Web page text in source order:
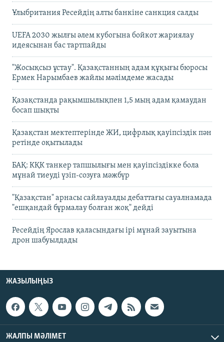
Ұлыбритания Ресейдің алты банкіне санкция салды
UEFA 2030 жылғы әлем кубогына бойкот жариялау
идеясынан бас тартпайды
"Жосықсыз ұстау". Қазақстанның адам құқығы бюросы
Ермек Нарымбаев жайлы мәлімдеме жасады
Қазақстанда рақымшылықпен 1,5 мың адам қамаудан
босап шықты
Қазақстан мектептерінде ЖИ, цифрлық қауіпсіздік пән
ретінде оқытылады
БАҚ: КҚК танкер тапшылығы мен қауіпсіздікке бола
мұнай тиеуді үзіп-созуға мәжбүр
"Қазақстан" арнасы сайлауалды дебаттағы сауалнамада
"ешқандай бұрмалау болған жоқ" дейді
Ресейдің Ярослав қаласындағы ірі мұнай зауытына
дрон шабуылдады
ЖАЗЫЛЫҢЫЗ
ЖАЛПЫ МӘЛІМЕТ